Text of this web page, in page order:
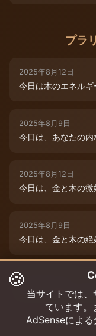
プラ
2025年8月12日
今日は木のエネル
2025年8月9日
今日は、あなたの
2025年8月12日
今日は、金と木の
2025年8月9日
今日は、金と木の
2025年8月12日
木と木が出会う今
🍪
当サイトでは
ています
AdSenseによ